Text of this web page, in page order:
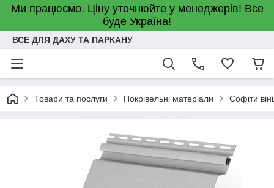
Ми працюємо. Ціну уточнюйте у менеджерів! Все
буде Україна!
ВСЕ ДЛЯ ДАХУ ТА ПАРКАНУ
Товари та послуги Покрівельні матеріали Софіти